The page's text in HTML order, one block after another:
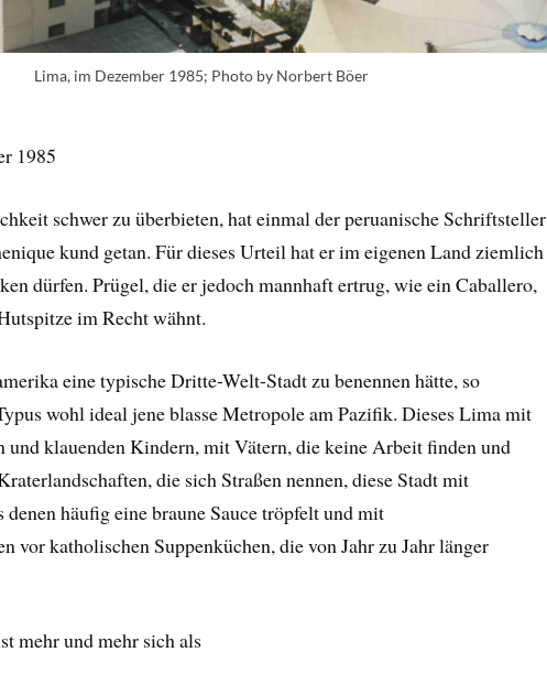
Lima, im Dezember 1985; Photo by Norbert Böer
1985
schwer zu überbieten, hat einmal der peruanische Schriftsteller
kund getan. Für dieses Urteil hat er im eigenen Land ziemlich
dürfen. Prügel, die er jedoch mannhaft ertrug, wie ein Caballero,
im Recht wähnt.
eine typische Dritte-Welt-Stadt zu benennen hätte, so
wohl ideal jene blasse Metropole am Pazifik. Dieses Lima mit
und klauenden Kindern, mit Vätern, die keine Arbeit finden und
die sich Straßen nennen, diese Stadt mit
denen häufig eine braune Sauce tröpfelt und mit
vor katholischen Suppenküchen, die von Jahr zu Jahr länger
mehr und mehr sich als